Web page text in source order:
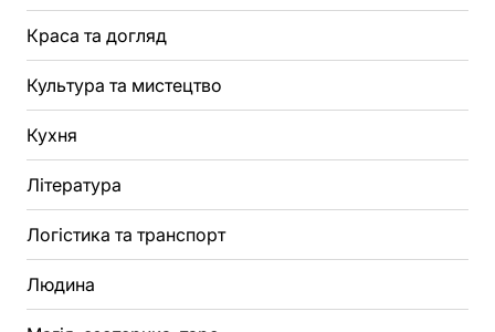
Краса та догляд
Культура та мистецтво
Кухня
Література
Логістика та транспорт
Людина